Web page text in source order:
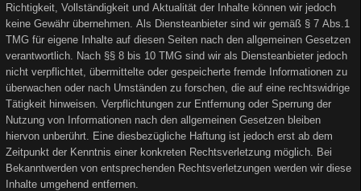
Richtigkeit, Vollständigkeit und Aktualität der Inhalte können wir jedoch
keine Gewähr übernehmen. Als Diensteanbieter sind wir gemäß § 7 Abs.1
TMG für eigene Inhalte auf diesen Seiten nach den allgemeinen Gesetzen
verantwortlich. Nach §§ 8 bis 10 TMG sind wir als Diensteanbieter jedoch
nicht verpflichtet, übermittelte oder gespeicherte fremde Informationen zu
überwachen oder nach Umständen zu forschen, die auf eine rechtswidrige
Tätigkeit hinweisen. Verpflichtungen zur Entfernung oder Sperrung der
Nutzung von Informationen nach den allgemeinen Gesetzen bleiben
hiervon unberührt. Eine diesbezügliche Haftung ist jedoch erst ab dem
Zeitpunkt der Kenntnis einer konkreten Rechtsverletzung möglich. Bei
Bekanntwerden von entsprechenden Rechtsverletzungen werden wir diese
Inhalte umgehend entfernen.